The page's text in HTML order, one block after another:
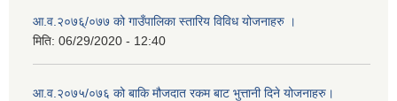
आ.व.२०७६्/०७७ को गाउँपालिका स्तारिय विविध योजनाहरु ।
मिति: 06/29/2020 - 12:40
आ.व.२०७५/०७६ को बाकि मौजदात रकम बाट भुत्तानी दिने योजनाहरु।